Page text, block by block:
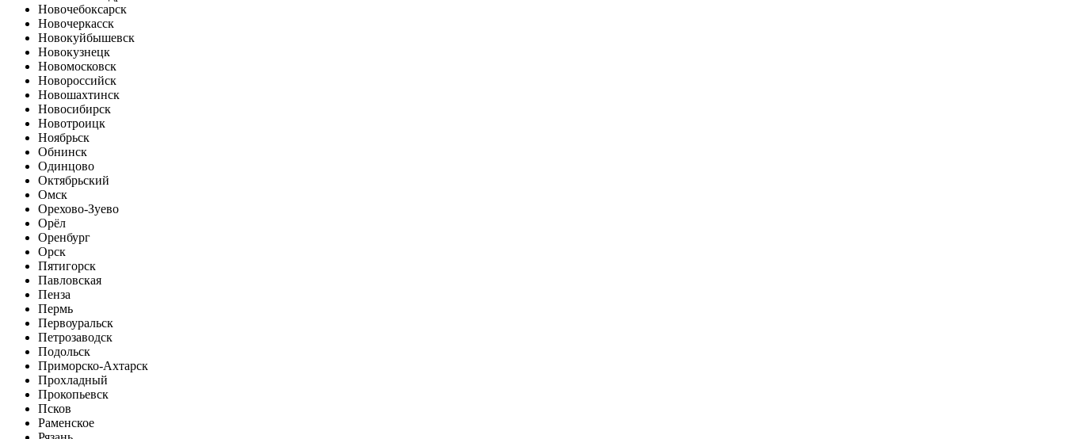
Новочебоксарск
Новочеркасск
Новокуйбышевск
Новокузнецк
Новомосковск
Новороссийск
Новошахтинск
Новосибирск
Новотроицк
Ноябрьск
Обнинск
Одинцово
Октябрьский
Омск
Орехово-Зуево
Орёл
Оренбург
Орск
Пятигорск
Павловская
Пенза
Пермь
Первоуральск
Петрозаводск
Подольск
Приморско-Ахтарск
Прохладный
Прокопьевск
Псков
Раменское